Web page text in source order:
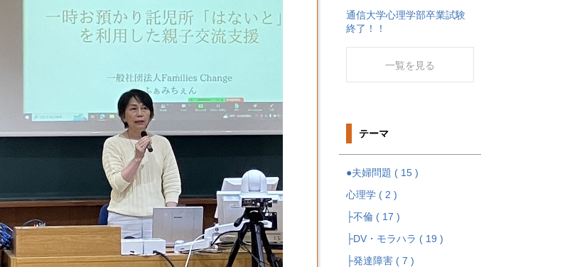
通信大学心理学部卒業試験
終了！！
一覧を見る
テーマ
●夫婦問題 ( 15 )
心理学 ( 2 )
├不倫 ( 17 )
├DV・モラハラ ( 19 )
├発達障害 ( 7 )